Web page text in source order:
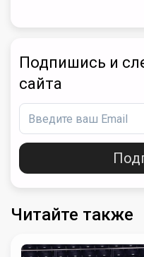
Подпишись и
сайта
Читайте также